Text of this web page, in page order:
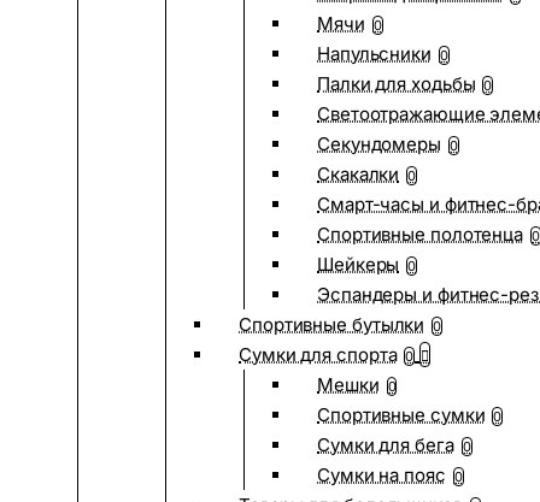
Мячи 0
Напульсники 0
Палки для ходьбы 0
Светоотражающие
Секундомеры 0
Скакалки 0
Смарт-часы и фитнес-
Спортивные полотенца 0
Шейкеры 0
Эспандеры и фитнес-
Спортивные бутылки 0
Сумки для спорта 0
Мешки 0
Спортивные сумки 0
Сумки для бега 0
Сумки на пояс 0